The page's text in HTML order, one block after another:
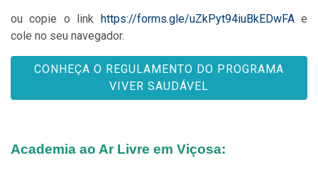
ou copie o link https://forms.gle/uZkPyt94iuBkEDwFAe
cole no seu navegador.
CONHEÇA O REGULAMENTO DO PROGRAMA
VIVER SAUDÁVEL
Academia ao Ar Livre em Viçosa: